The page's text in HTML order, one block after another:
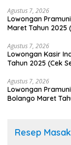
Agustus 7, 2026
Lowongan
Maret Tahun 2025
Agustus 7, 2026
Lowongan Kasir
Tahun 2025 (Cek
Agustus 7, 2026
Lowongan
Bolango Maret
Resep